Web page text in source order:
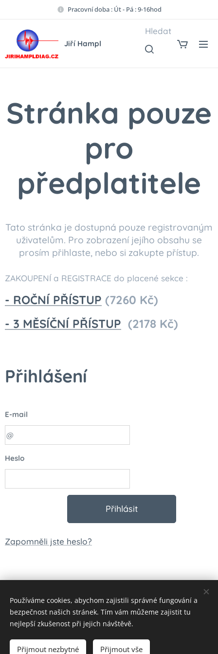
Pracovní doba : Út - Pá : 9-16hod
Jiří Hampl
Hledat
Stránka pouze
pro
předplatitele
Tato stránka je dostupná pouze registrovaným
uživatelům. Pro zobrazení jejího obsahu se
prosím přihlaste, nebo si zakupte přístup.
ZAKOUPENÍ a REGISTRACE do placené sekce :
- ROČNÍ PŘÍSTUP (7260 Kč)
- 3 MĚSÍČNÍ PŘÍSTUP (2178 Kč)
Přihlášení
E-mail
Heslo
Přihlásit
Zapomněli jste heslo?
© 2023 Všechna práva vyhrazena
Cookies
CZK Kč
EUR €
Používáme cookies, abychom zajistili správné fungování a
bezpečnost našich stránek. Tím vám můžeme zajistit tu
nejlepší zkušenost při jejich návštěvě.
Přijmout nezbytné Přijmout vše